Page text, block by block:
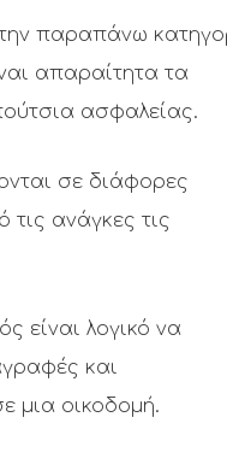
παραπάνω
απαραίτητα τα
ασφαλείας.
σε διάφορες
τις ανάγκες τις
είναι λογικό να
και
μια οικοδομή.